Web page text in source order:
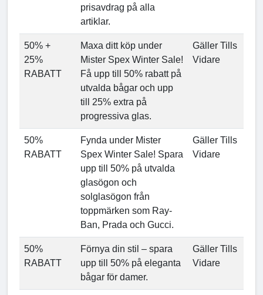
prisavdrag på alla
artiklar.
50% +
25%
RABATT
Maxa ditt köp under
Mister Spex Winter Sale!
Få upp till 50% rabatt på
utvalda bågar och upp
till 25% extra på
progressiva glas.
Gäller Tills
Vidare
50%
RABATT
Fynda under Mister
Spex Winter Sale! Spara
upp till 50% på utvalda
glasögon och
solglasögon från
toppmärken som Ray-
Ban, Prada och Gucci.
Gäller Tills
Vidare
50%
RABATT
Förnya din stil – spara
upp till 50% på eleganta
bågar för damer.
Gäller Tills
Vidare